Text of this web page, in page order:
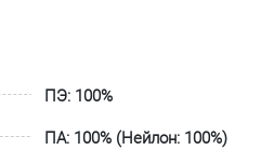
ПЭ: 100%
ПА: 100% (Нейлон: 100%)